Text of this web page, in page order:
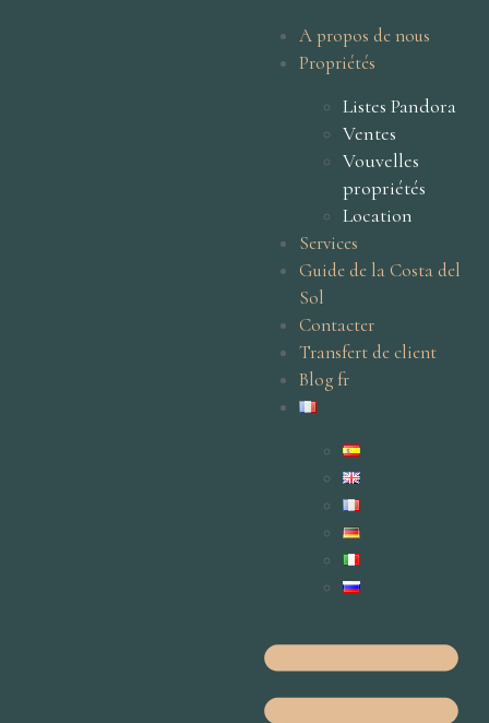
A propos de nous
Propriétés
Listes Pandora
Ventes
Vouvelles
propriétés
Location
Services
Guide de la Costa del
Sol
Contacter
Transfert de client
Blog fr